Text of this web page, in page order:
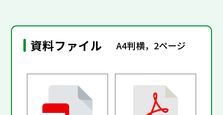
資料ファイル A4判横，2ページ